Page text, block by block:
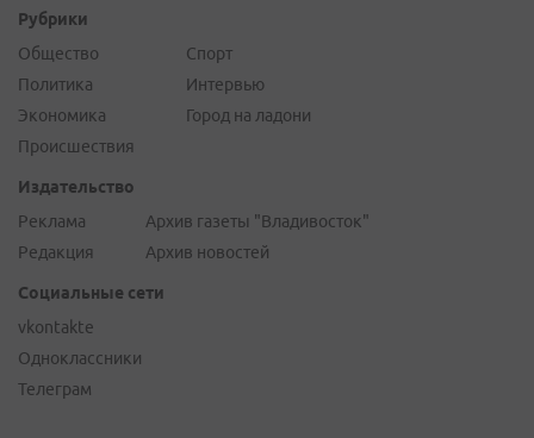
Рубрики
Общество
Политика
Экономика
Происшествия
Спорт
Интервью
Город на ладони
Издательство
Реклама
Редакция
Архив газеты "Владивосток"
Архив новостей
Социальные сети
vkontakte
Одноклассники
Телеграм